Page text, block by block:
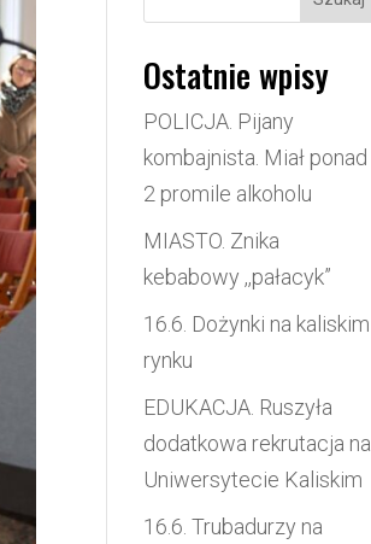
Ostatnie wpisy
POLICJA. Pijany
kombajnista. Miał ponad
2 promile alkoholu
MIASTO. Znika
kebabowy ,,pałacyk”
16.6. Dożynki na kaliskim
rynku
EDUKACJA. Ruszyła
dodatkowa rekrutacja na
Uniwersytecie Kaliskim
16.6. Trubadurzy na